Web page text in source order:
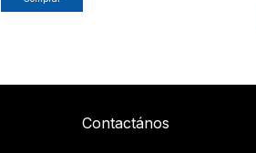
Contactános